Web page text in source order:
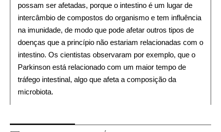
possam ser afetadas, porque o intestino é um lugar de
intercâmbio de compostos do organismo e tem influência
na imunidade, de modo que pode afetar outros tipos de
doenças que a princípio não estariam relacionadas com o
intestino. Os cientistas observaram por exemplo, que o
Parkinson está relacionado com um maior tempo de
tráfego intestinal, algo que afeta a composição da
microbiota.